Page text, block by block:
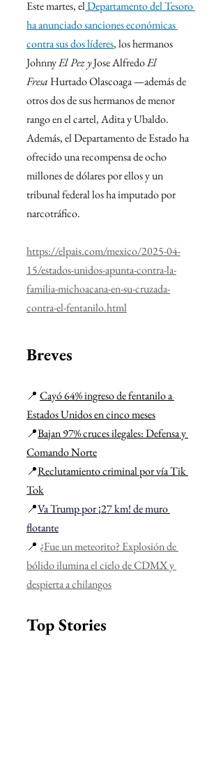
Este martes, el Departamento del Tesoro
ha anunciado sanciones económicas
contra sus dos líderes, los hermanos
Johnny El Pez y Jose Alfredo El
Fresa Hurtado Olascoaga —además de
otros dos de sus hermanos de menor
rango en el cartel, Adita y Ubaldo.
Además, el Departamento de Estado ha
ofrecido una recompensa de ocho
millones de dólares por ellos y un
tribunal federal los ha imputado por
narcotráfico.
https://elpais.com/mexico/2025-04-
15/estados-unidos-apunta-contra-la-
familia-michoacana-en-su-cruzada-
contra-el-fentanilo.html
Breves
📍 Cayó 64% ingreso de fentanilo a
Estados Unidos en cinco meses
📍Bajan 97% cruces ilegales: Defensa y
Comando Norte
📍Reclutamiento criminal por vía Tik
Tok
📍Va Trump por ¡27 km! de muro
flotante
📍 ¿Fue un meteorito? Explosión de
bólido ilumina el cielo de CDMX y
despierta a chilangos
Top Stories